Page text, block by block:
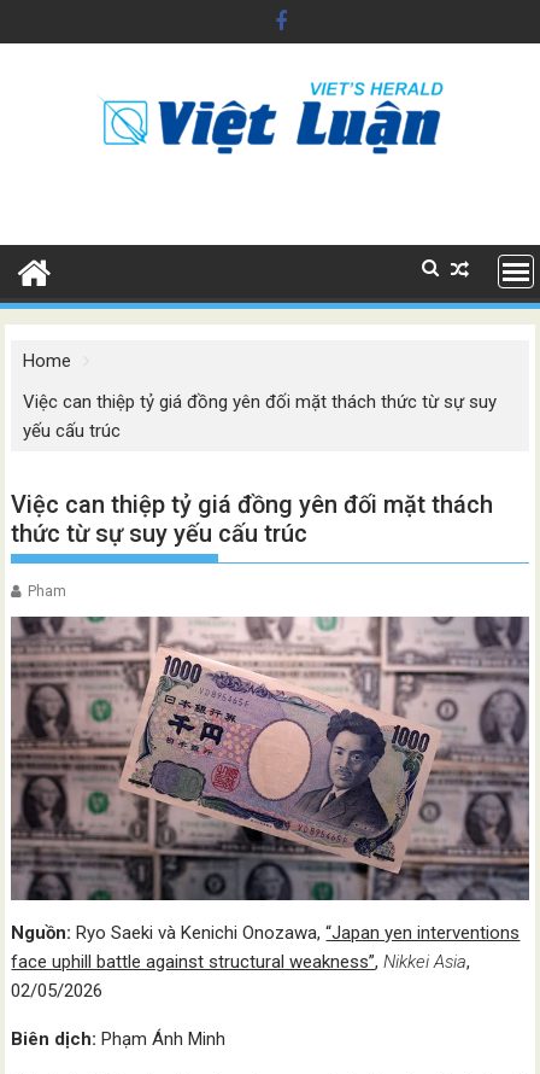
to
Home
Việc can thiệp tỷ giá đồng yên đối mặt thách thức từ sự suy
yếu cấu trúc
Việc can thiệp tỷ giá đồng yên đối mặt thách
thức từ sự suy yếu cấu trúc
Pham
Nguồn:Ryo Saeki và Kenichi Onozawa,“Japan yen interventions
face uphill battle against structural weakness”,Nikkei Asia,
02/05/2026
Biên dịch:Phạm Ánh Minh